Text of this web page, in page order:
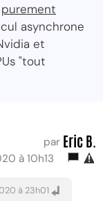
purement
asynchrone
et
"tout
par Eric B.
à 10h13
à 23h01